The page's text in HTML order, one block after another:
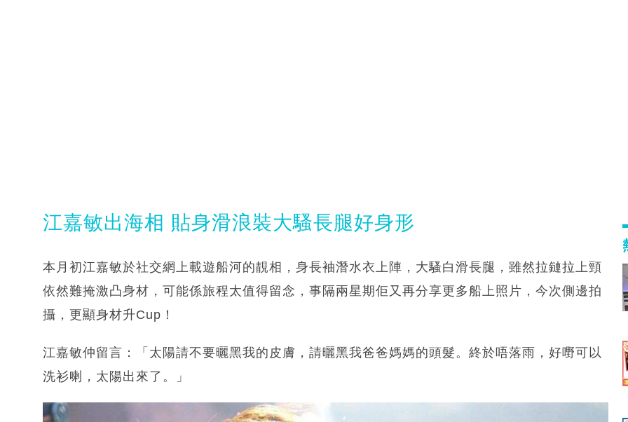
江嘉敏出海相 貼身滑浪裝大騷長腿好身形
本月初江嘉敏於社交網上載遊船河的靚相，身長袖潛水衣上陣，大騷白滑長腿，雖然拉鏈拉上頸
依然難掩激凸身材，可能係旅程太值得留念，事隔兩星期佢又再分享更多船上照片，今次側邊拍
攝，更顯身材升Cup！
江嘉敏仲留言：「太陽請不要曬黑我的皮膚，請曬黑我爸爸媽媽的頭髮。終於唔落雨，好嘢可以
洗衫喇，太陽出來了。」